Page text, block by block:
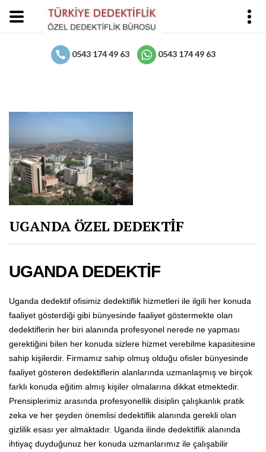
0543 174 49 63 0543 174 49 63
UGANDA ÖZEL DEDEKTİF
UGANDA DEDEKTİF
Uganda dedektif ofisimiz dedektiflik hizmetleri ile ilgili her konuda
faaliyet gösterdiği gibi bünyesinde faaliyet göstermekte olan
dedektiflerin her biri alanında profesyonel nerede ne yapması
gerektiğini bilen her konuda sizlere hizmet verebilme kapasitesine
sahip kişilerdir. Firmamız sahip olmuş olduğu ofisler bünyesinde
faaliyet gösteren dedektiflerin alanlarında uzmanlaşmış ve birçok
farklı konuda eğitim almış kişiler olmalarına dikkat etmektedir.
Prensiplerimiz arasında profesyonellik disiplin çalışkanlık pratik
zeka ve her şeyden önemlisi dedektiflik alanında gerekli olan
gizlilik esası yer almaktadır. Uganda ilinde dedektiflik alanında
ihtiyaç duyduğunuz her konuda uzmanlarımız ile çalışabilir